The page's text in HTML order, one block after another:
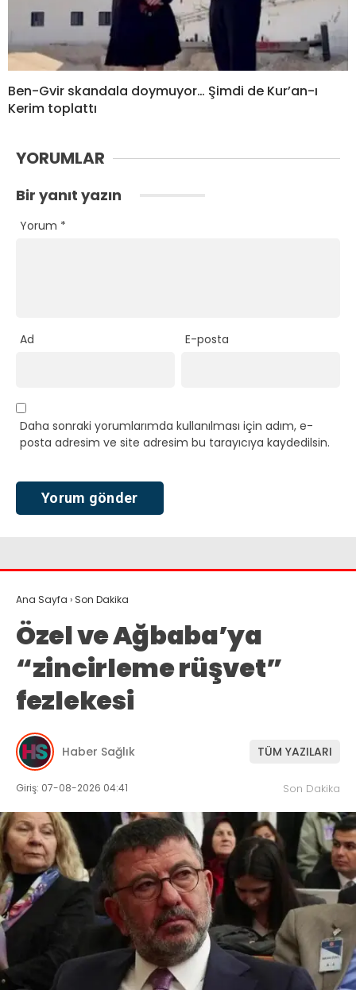
Ben-Gvir skandala doymuyor… Şimdi de Kur’an-ı
Kerim toplattı
YORUMLAR
Bir yanıt yazın
Yorum *
Ad E-posta
Daha sonraki yorumlarımda kullanılması için adım, e-
posta adresim ve site adresim bu tarayıcıya kaydedilsin.
Ana Sayfa › Son Dakika
Özel ve Ağbaba’ya
“zincirleme rüşvet”
fezlekesi
Haber Sağlık TÜM YAZILARI
Giriş: 07-08-2026 04:41 Son Dakika